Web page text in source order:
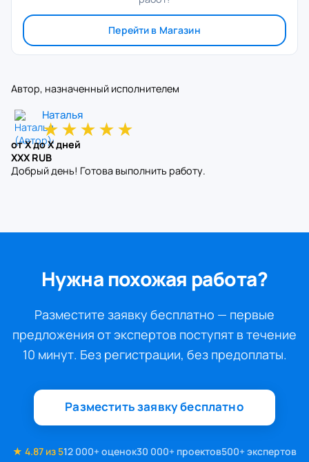
Перейти в Магазин
Автор, назначенный исполнителем
Наталья
★★★★★
от X до X дней
XXX RUB
Добрый день! Готова выполнить работу.
Нужна похожая работа?
Разместите заявку бесплатно — первые
предложения от экспертов поступят в течение
10 минут. Без регистрации, без предоплаты.
Разместить заявку бесплатно
★ 4.87 из 512 000+ оценок30 000+ проектов500+ экспертов